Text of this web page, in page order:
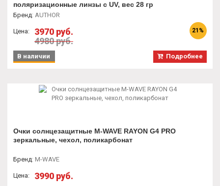
поляризационные линзы с UV, вес 28 гр
Бренд: AUTHOR
Цена:
3970 руб.
4980 руб.
21%
Подробнее
В наличии
Очки солнцезащитные М-WAVE RAYON G4 PRO
зеркальные, чехол, поликарбонат
Бренд: M-WAVE
Цена: 3990 руб.